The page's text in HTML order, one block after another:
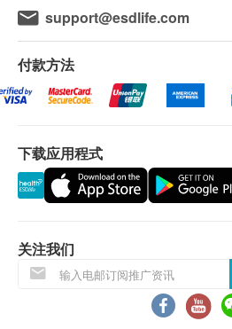
订单确认后将于 4 个工作天
不排除运送时间会因节日而
讯号悬挂或黑色暴雨警告生
会延迟。农历初一、初二
所有订单须视乎相关货品的
认。倘若供应商未能提供任
网购health.ESDlife有权拒
倘若由于不可抗力的原因(
灾、火灾、水灾、意外、暴
罢工或任何不能控制的情
下所需的货品或服务，华康
support@esdlife.com
付款方法
下载应用程式
关注我们